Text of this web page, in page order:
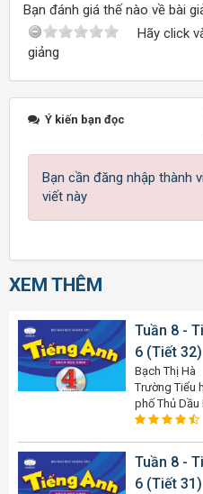
Bạn đánh giá thế nào về bài
Hãy click
giảng
Ý kiến bạn đọc
Bạn cần đăng nhập thành
viết này
XEM THÊM
Tuần 8 -
6 (Tiết 32)
Bạch Thị Hà
Trường Tiểu
phố Thủ
Tuần 8 -
6 (Tiết 31)